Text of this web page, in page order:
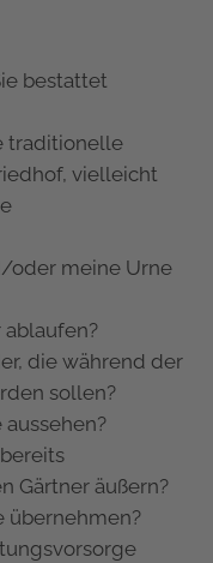
bestattet
traditionelle
vielleicht
oder meine Urne
die während der
sollen?
Gärtner äußern?
übernehmen?